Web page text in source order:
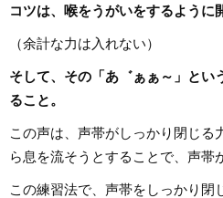
コツは、喉をうがいをするように
（余計な力は入れない）
そして、その「あ゛ぁぁ～」とい
ること。
この声は、声帯がしっかり閉じる
ら息を流そうとすることで、声帯
この練習法で、声帯をしっかり閉